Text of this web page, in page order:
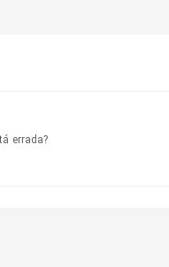
errada?